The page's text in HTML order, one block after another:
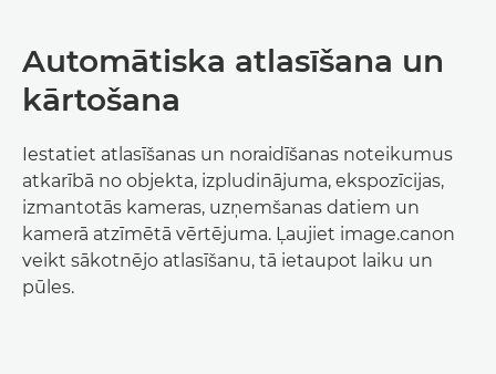
Automātiska atlasīšana un
kārtošana
Iestatiet atlasīšanas un noraidīšanas noteikumus
atkarībā no objekta, izpludinājuma, ekspozīcijas,
izmantotās kameras, uzņemšanas datiem un
kamerā atzīmētā vērtējuma. Ļaujiet image.canon
veikt sākotnējo atlasīšanu, tā ietaupot laiku un
pūles.